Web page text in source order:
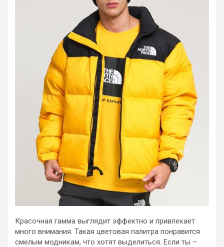
Красочная гамма выглядит эффектно и привлекает
много внимания. Такая цветовая палитра понравится
смелым модникам, что хотят выделиться. Если ты –